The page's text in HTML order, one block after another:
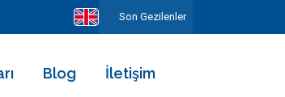
Son Gezilenler
Blog İletişim